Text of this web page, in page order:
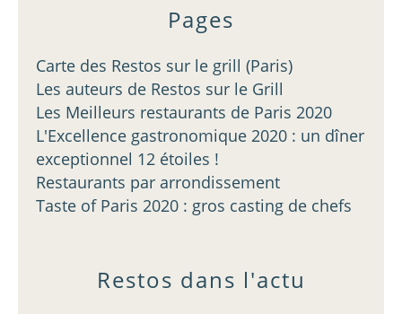
Pages
Carte des Restos sur le grill (Paris)
Les auteurs de Restos sur le Grill
Les Meilleurs restaurants de Paris 2020
L'Excellence gastronomique 2020 : un dîner
exceptionnel 12 étoiles !
Restaurants par arrondissement
Taste of Paris 2020 : gros casting de chefs
Restos dans l'actu